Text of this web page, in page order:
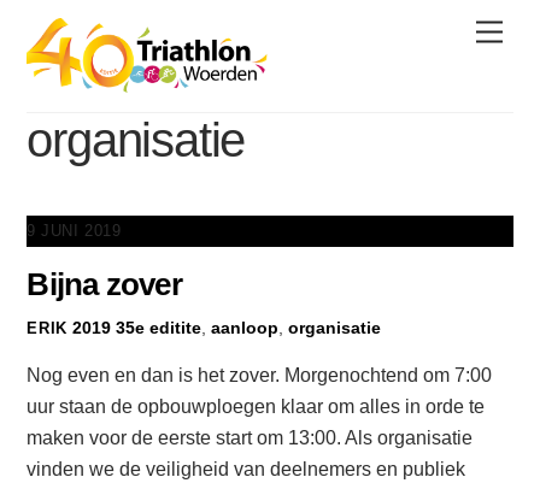
content
organisatie
9 JUNI 2019
Bijna zover
ERIK 2019 35e editite, aanloop, organisatie
Nog even en dan is het zover. Morgenochtend om 7:00
uur staan de opbouwploegen klaar om alles in orde te
maken voor de eerste start om 13:00. Als organisatie
vinden we de veiligheid van deelnemers en publiek